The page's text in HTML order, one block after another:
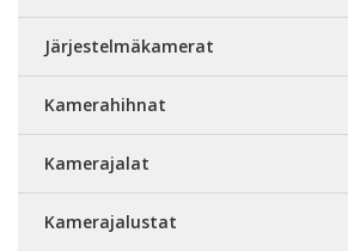
Järjestelmäkamerat
Kamerahihnat
Kamerajalat
Kamerajalustat